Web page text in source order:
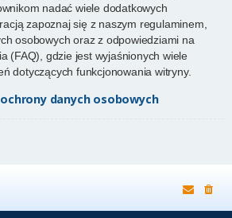
nadać wiele dodatkowych
zapoznaj się z naszym regulaminem,
osobowych oraz z odpowiedziami na
(FAQ), gdzie jest wyjaśnionych wiele
dotyczących funkcjonowania witryny.
danych osobowych